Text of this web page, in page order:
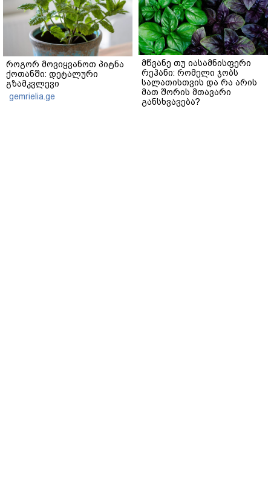
როგორ მოვიყვანოთ პიტნა
ქოთანში: დეტალური
გზამკვლევი
gemrielia.ge
მწვანე თუ იასამნისფერი
რეჰანი: რომელი ჯობს
სალათისთვის და რა არის
მათ შორის მთავარი
განსხვავება?